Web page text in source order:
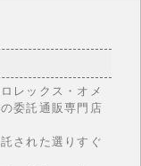
レックス・オメ
委託通販専門店
された選りすぐ